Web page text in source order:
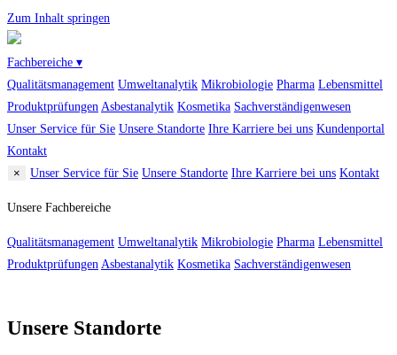
Zum Inhalt springen
Fachbereiche ▾
Qualitätsmanagement Umweltanalytik Mikrobiologie Pharma Lebensmittel
Produktprüfungen Asbestanalytik Kosmetika Sachverständigenwesen
Unser Service für Sie Unsere Standorte Ihre Karriere bei uns Kundenportal
Kontakt
×
Unser Service für Sie Unsere Standorte Ihre Karriere bei uns Kontakt
Unsere Fachbereiche
Qualitätsmanagement Umweltanalytik Mikrobiologie Pharma Lebensmittel
Produktprüfungen Asbestanalytik Kosmetika Sachverständigenwesen
Unsere Standorte